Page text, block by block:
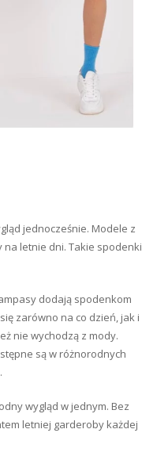
jednocześnie. Modele z
letnie dni. Takie spodenki
dodają spodenkom
zarówno na co dzień, jak i
nie wychodzą z mody.
są w różnorodnych
wygląd w jednym. Bez
letniej garderoby każdej